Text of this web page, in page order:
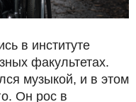
в институте
факультетах.
музыкой, и в этом
Он рос в